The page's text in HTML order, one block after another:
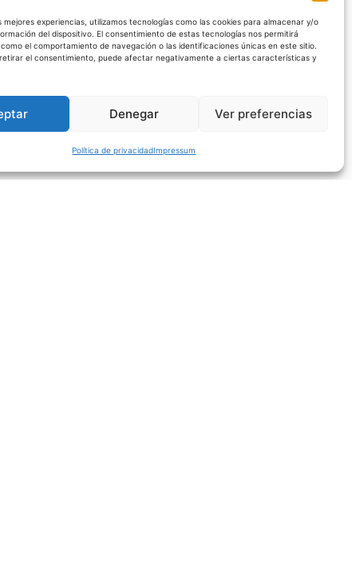
mejores experiencias, utilizamos tecnologías como las cookies para almacenar y/o
del dispositivo. El consentimiento de estas tecnologías nos permitirá
el comportamiento de navegación o las identificaciones únicas en este sitio.
el consentimiento, puede afectar negativamente a ciertas características y
Denegar Ver preferencias
Política de privacidadImpressum
25,50
Añadir al carrito